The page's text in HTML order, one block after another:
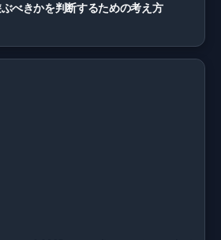
べきかを判断するための考え方